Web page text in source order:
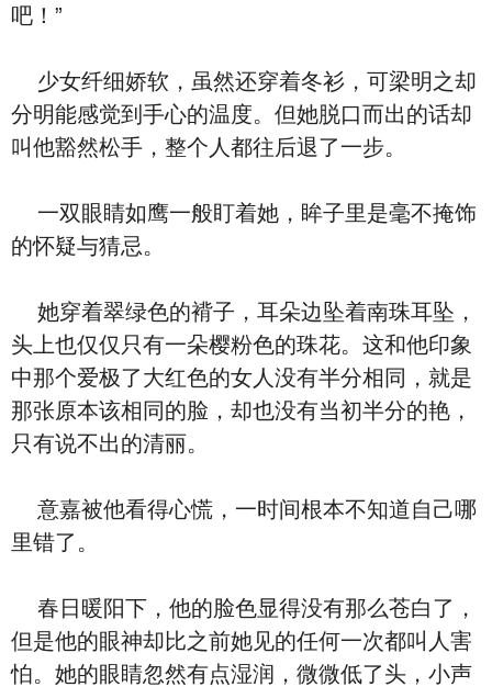
吧！”
少女纤细娇软，虽然还穿着冬衫，可梁明之却
分明能感觉到手心的温度。但她脱口而出的话却
叫他豁然松手，整个人都往后退了一步。
一双眼睛如鹰一般盯着她，眸子里是毫不掩饰
的怀疑与猜忌。
她穿着翠绿色的褙子，耳朵边坠着南珠耳坠，
头上也仅仅只有一朵樱粉色的珠花。这和他印象
中那个爱极了大红色的女人没有半分相同，就是
那张原本该相同的脸，却也没有当初半分的艳，
只有说不出的清丽。
意嘉被他看得心慌，一时间根本不知道自己哪
里错了。
春日暖阳下，他的脸色显得没有那么苍白了，
但是他的眼神却比之前她见的任何一次都叫人害
怕。她的眼睛忽然有点湿润，微微低了头，小声